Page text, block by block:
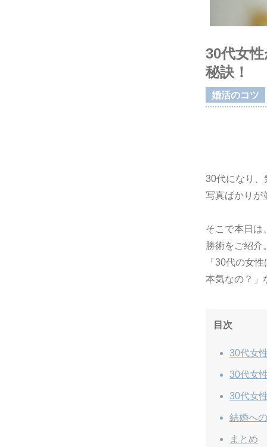
30代女
秘訣！
婚活のコツ
30代になり
写真ばかりが
そこで本日は
勝術をご紹介
「30代の女
本気なの？」
目次
30代女
30代女
30代女
結婚へ
まとめ